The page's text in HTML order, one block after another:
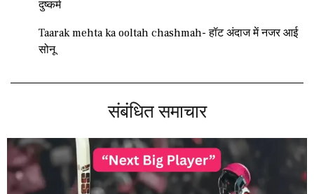
दुष्कर्म
Taarak mehta ka ooltah chashmah- हॉट अंदाज में नजर आई
सोनू
संबंधित समाचार